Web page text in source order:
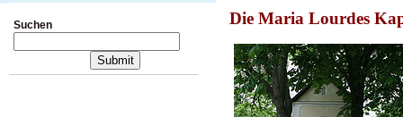
Suchen Die Maria Lourdes